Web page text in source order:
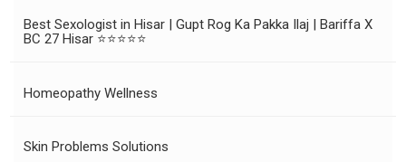
Best Sexologist in Hisar | Gupt Rog Ka Pakka Ilaj | Bariffa X
BC 27 Hisar ⭐⭐⭐⭐⭐
Homeopathy Wellness
Skin Problems Solutions